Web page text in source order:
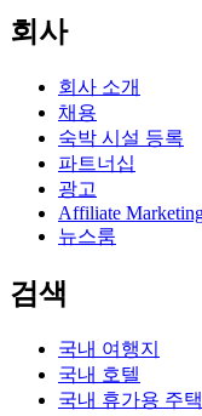
회사
회사 소개
채용
숙박 시설 등록
파트너십
광고
Affiliate
뉴스룸
검색
국내 여행지
국내 호텔
국내 휴가용 주택